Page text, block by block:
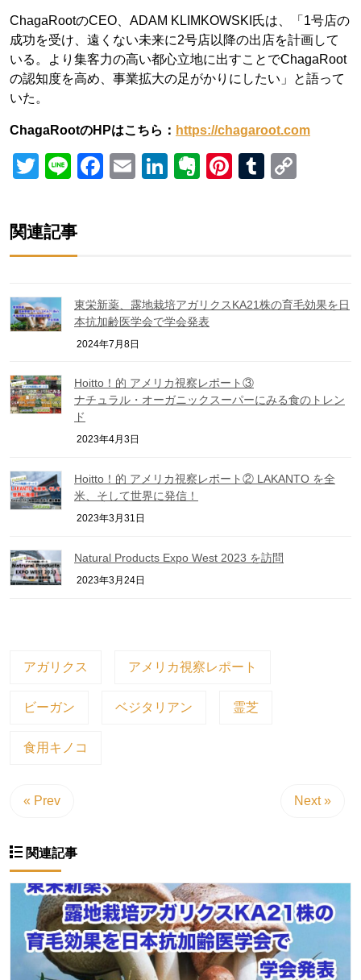
ChagaRootのCEO、ADAM KLIMKOWSKI氏は、「1号店の
成功を受け、遠くない未来に2号店以降の出店を計画して
いる。より集客力の高い都心立地に出すことでChagaRoot
の認知度を高め、事業拡大の足がかりにしたい」と語って
いた。
ChagaRootのHPはこちら： https://chagaroot.com
Twitter
LineFacebook
EmailLinkedIn
Evernote
Pinterest
Tumblr
関連記事
東栄新薬、露地栽培アガリクスKA21株の育毛効果を日
本抗加齢医学会で学会発表
2024年7月8日
Hoitto！的 アメリカ視察レポート③
ナチュラル・オーガニックスーパーにみる食のトレン
ド
2023年4月3日
Hoitto！的 アメリカ視察レポート② LAKANTO を全
米、そして世界に発信！
2023年3月31日
Natural Products Expo West 2023 を訪問
2023年3月24日
アガリクス アメリカ視察レポート
ビーガン ベジタリアン 霊芝
食用キノコ
« Prev Next »
関連記事